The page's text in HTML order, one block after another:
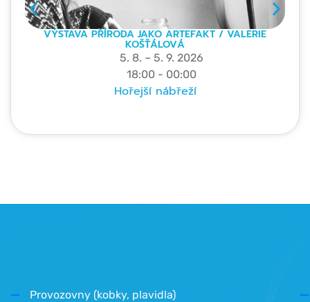
VÝSTAVA PŘÍRODA JAKO ARTEFAKT / VALERIE
KOŠŤÁLOVÁ
5. 8. – 5. 9. 2026
18:00 - 00:00
Hořejší nábřeží
Provozovny (kobky, plavidla)